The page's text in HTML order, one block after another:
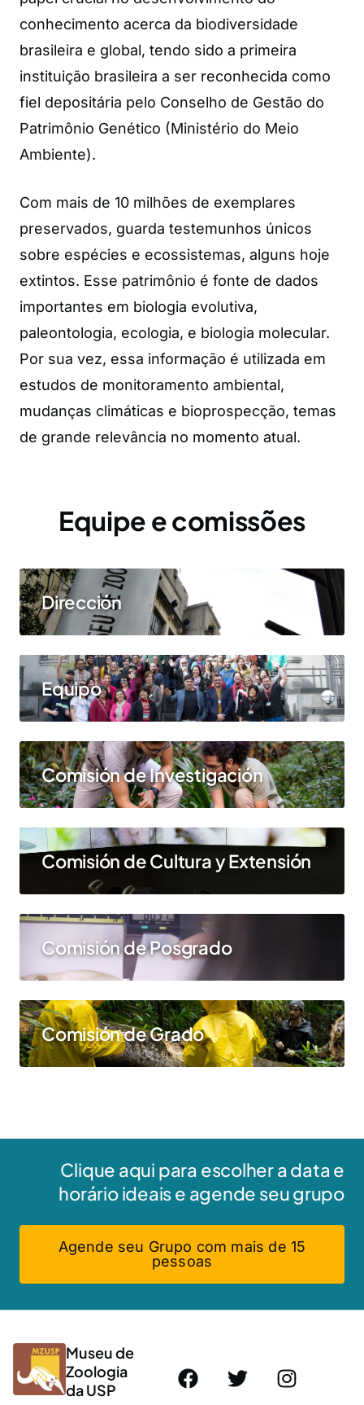
conhecimento acerca da biodiversidade
brasileira e global, tendo sido a primeira
instituição brasileira a ser reconhecida como
fiel depositária pelo Conselho de Gestão do
Patrimônio Genético (Ministério do Meio
Ambiente).
Com mais de 10 milhões de exemplares
preservados, guarda testemunhos únicos
sobre espécies e ecossistemas, alguns hoje
extintos. Esse patrimônio é fonte de dados
importantes em biologia evolutiva,
paleontologia, ecologia, e biologia molecular.
Por sua vez, essa informação é utilizada em
estudos de monitoramento ambiental,
mudanças climáticas e bioprospecção, temas
de grande relevância no momento atual.
Equipe e comissões
Dirección
Equipo
Comisión de Investigación
Comisión de Cultura y Extensión
Comisión de Posgrado
Comisión de Grado
Clique aqui para escolher a data e
horário ideais e agende seu grupo
Agende seu Grupo com mais de 15
pessoas
Museu de
Zoologia
da USP